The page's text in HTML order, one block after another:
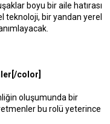
boyu bir aile hatırası
teknoloji, bir yandan yerel
color]
oluşumunda bir
bu rolü yeterince